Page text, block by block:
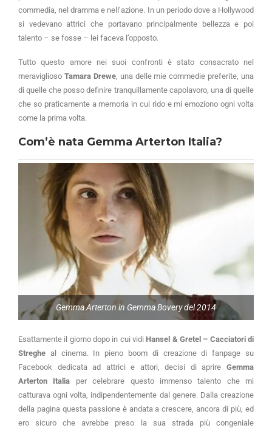
commedia, nel dramma e nell’azione. In un periodo dove a Hollywood
si vedevano attrici che portavano principalmente bellezza e poi
talento – se fosse – lei faceva l’opposto.
Tutto questo amore nei suoi confronti è stato consacrato nel
meraviglioso Tamara Drewe, una delle mie commedie preferite, una
di quelle che posso definire tranquillamente capolavoro, una di quelle
che so praticamente a memoria in cui rido e mi emoziono ogni volta
come la prima volta.
Com’è nata Gemma Arterton Italia?
Gemma Arterton in Gemma Bovery del 2014
Esattamente il giorno dopo in cui vidi Hansel & Gretel – Cacciatori di
Streghe al cinema. In pieno boom di creazione di fanpage su
Facebook dedicata ad attrici e attori, decisi di aprire Gemma
Arterton Italia per celebrare questo immenso talento che mi
catturava ogni volta, indipendentemente dal genere. Dalla creazione
della pagina questa passione è andata a crescere, ancora di più, ed
ero sicuro che avrebbe preso la sua strada più congeniale